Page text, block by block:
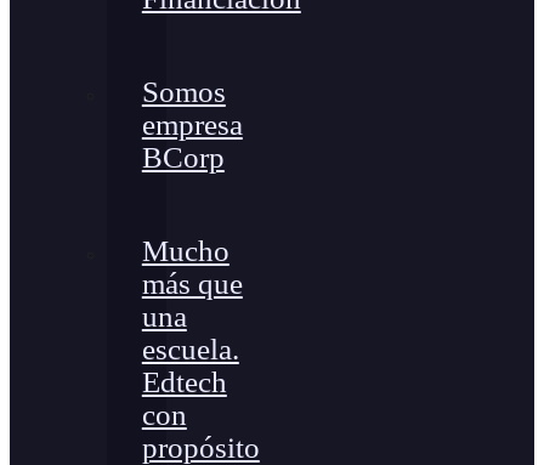
Somos
empresa
BCorp
Mucho
más que
una
escuela.
Edtech
con
propósito